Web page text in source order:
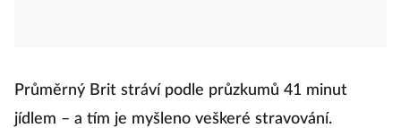
​Průměrný Brit stráví podle průzkumů 41 minut
jídlem – a tím je myšleno veškeré stravování.